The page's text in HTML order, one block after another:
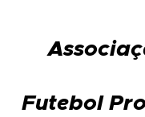
Futebol